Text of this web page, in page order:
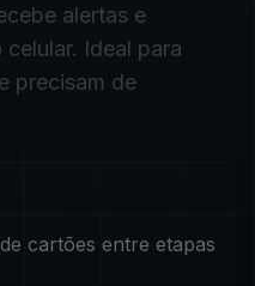
alertas e
Ideal para
precisam de
cartões entre etapas